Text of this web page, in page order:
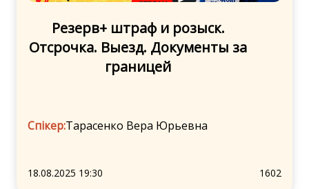
Резерв+ штраф и розыск.
Отсрочка. Выезд. Документы за
границей
Спікер:Тарасенко Вера Юрьевна
18.08.2025 19:30 1602